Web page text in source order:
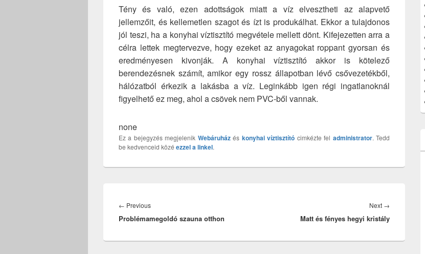
Tény és való, ezen adottságok miatt a víz elvesztheti az alapvető
jellemzőit, és kellemetlen szagot és ízt is produkálhat. Ekkor a tulajdonos
jól teszi, ha a konyhai víztisztító megvétele mellett dönt. Kifejezetten arra a
célra lettek megtervezve, hogy ezeket az anyagokat roppant gyorsan és
eredményesen kivonják. A konyhai víztisztító akkor is kötelező
berendezésnek számít, amikor egy rossz állapotban lévő csővezetékből,
hálózatból érkezik a lakásba a víz. Leginkább igen régi ingatlanoknál
figyelhető ez meg, ahol a csövek nem PVC-ből vannak.
none
Ez a bejegyzés megjelenik Webáruházés konyhai víztisztító cimkézte fel administrator. Tedd
be kedvenceid közé ezzel a linkel.
navigáció
← PreviousPrevious
post:
Problémamegoldó szauna otthon
Next →
post:
Matt és fényes hegyi kristály